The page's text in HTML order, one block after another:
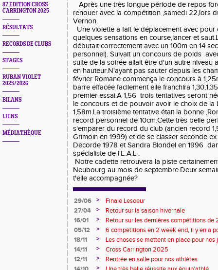
87 EDITION CROSS
CARRINGTON 2025
RÉSULTATS
RECORDS DE CLUBS
STAGES
RUBAN VIOLET
2025/2026
BILANS
LIENS
MÉDIATHÈQUE
Après une très longue période de repos
renouer avec la compétition ,samedi 22,lors
Vernon.
Une violette a fait le déplacement avec
quelques sensations en course,lancer et
débutait correctement avec un 100m en 14
personnel). Suivait un concours de poids
suite de la soirée allait être d'un autre niveau
en hauteur.N'ayant pas sauter depuis les
février Romane commença le concours à
barre effacée facilement elle franchira
premier essai.A 1,56 trois tentatives seront
le concours et de pouvoir avoir le choix de la
1,58m.La troisième tentative était la bonne
record personnel de 10cm.Cette très belle
s'emparer du record du club (ancien record
Grimoin en 1999) et de se classer seconde
Decorde 1978 et Sandra Blondel en 1996
spécialiste de l'E.A.L .
Notre cadette retrouvera la piste
Neubourg au mois de septembre.Deux
t'elle accompagnée?
29/06 >
Finale Lesoeur
27/04
>
Retour sur la saison hivernale
16/01
>
Retour sur les dernières compétitions de
premières de 2026
05/12 >
6 compétitions en 2 week end, il y en a
18/11
>
Les choses se mettent en place pour nos
14/11
>
Cross Carrington 2025
12/11
>
Rentrée en salle pour nos athlètes
>